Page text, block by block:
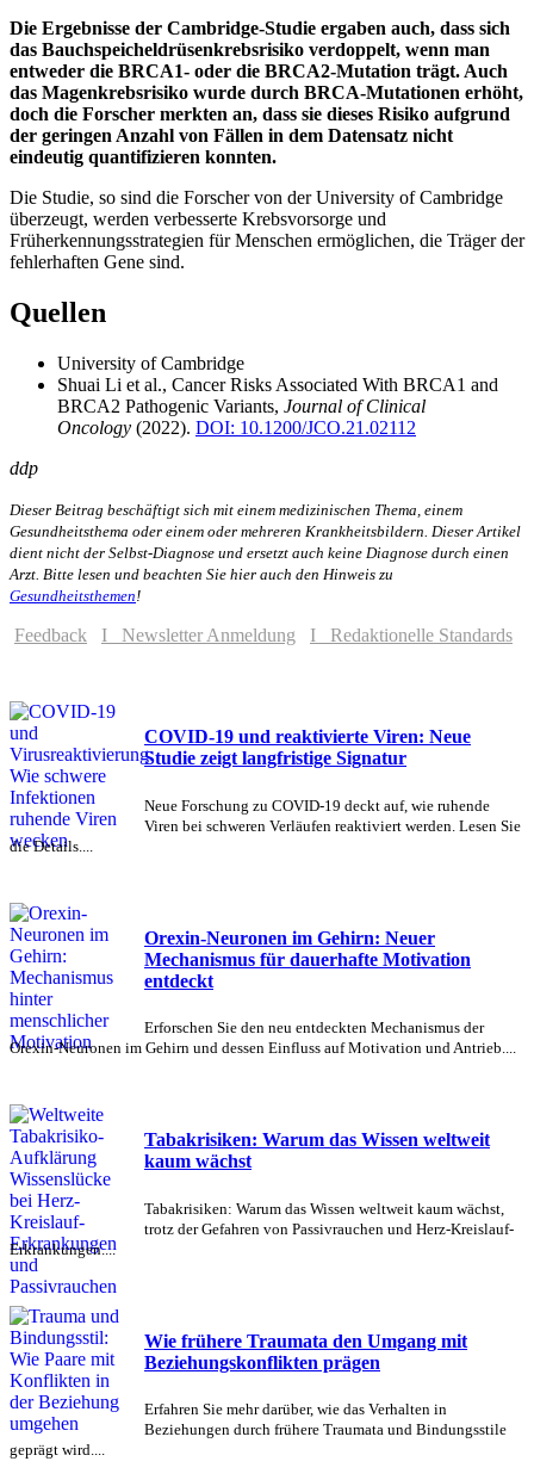
Die Ergebnisse der Cambridge-Studie ergaben auch, dass sich
das Bauchspeicheldrüsenkrebsrisiko verdoppelt, wenn man
entweder die BRCA1- oder die BRCA2-Mutation trägt. Auch
das Magenkrebsrisiko wurde durch BRCA-Mutationen erhöht,
doch die Forscher merkten an, dass sie dieses Risiko aufgrund
der geringen Anzahl von Fällen in dem Datensatz nicht
eindeutig quantifizieren konnten.
Die Studie, so sind die Forscher von der University of Cambridge
überzeugt, werden verbesserte Krebsvorsorge und
Früherkennungsstrategien für Menschen ermöglichen, die Träger der
fehlerhaften Gene sind.
Quellen
University of Cambridge
Shuai Li et al., Cancer Risks Associated With BRCA1 and
BRCA2 Pathogenic Variants, Journal of Clinical
Oncology (2022). DOI: 10.1200/JCO.21.02112
ddp
Dieser Beitrag beschäftigt sich mit einem medizinischen Thema, einem
Gesundheitsthema oder einem oder mehreren Krankheitsbildern. Dieser Artikel
dient nicht der Selbst-Diagnose und ersetzt auch keine Diagnose durch einen
Arzt. Bitte lesen und beachten Sie hier auch den Hinweis zu
Gesundheitsthemen!
Feedback I Newsletter Anmeldung I Redaktionelle Standards
COVID-19 und reaktivierte Viren: Neue
Studie zeigt langfristige Signatur
Neue Forschung zu COVID-19 deckt auf, wie ruhende
Viren bei schweren Verläufen reaktiviert werden. Lesen Sie
die Details....
Orexin-Neuronen im Gehirn: Neuer
Mechanismus für dauerhafte Motivation
entdeckt
Erforschen Sie den neu entdeckten Mechanismus der
Orexin-Neuronen im Gehirn und dessen Einfluss auf Motivation und Antrieb....
Tabakrisiken: Warum das Wissen weltweit
kaum wächst
Tabakrisiken: Warum das Wissen weltweit kaum wächst,
trotz der Gefahren von Passivrauchen und Herz-Kreislauf-
Erkrankungen....
Wie frühere Traumata den Umgang mit
Beziehungskonflikten prägen
Erfahren Sie mehr darüber, wie das Verhalten in
Beziehungen durch frühere Traumata und Bindungsstile
geprägt wird....